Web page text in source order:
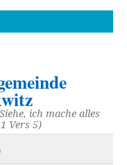
ich mache alles
Vers 5)